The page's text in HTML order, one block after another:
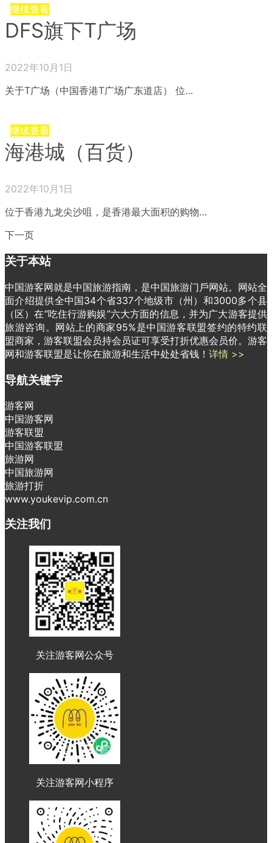
继续查看
DFS旗下T广场
2022年10月1日
关于T广场（中国香港T广场广东道店） 位…
继续查看
海港城（百货）
2022年10月1日
位于香港九龙尖沙咀，是香港最大面积的购物…
下一页
关于本站
中国游客网就是中国旅游指南，是中国旅游门戶网站。网站全
面介绍提供全中国34个省337个地级市（州）和3000多个县
（区）在“吃住行游购娱”六大方面的信息，并为广大游客提供
旅游咨询。网站上的商家95%是中国游客联盟签约的特约联
盟商家，游客联盟会员持会员证可享受打折优惠会员价。游客
网和游客联盟是让你在旅游和生活中处处省钱！ 详情 >>
导航关键字
游客网
中国游客网
游客联盟
中国游客联盟
旅游网
中国旅游网
旅游打折
www.youkevip.com.cn
关注我们
关注游客网公众号
关注游客网小程序